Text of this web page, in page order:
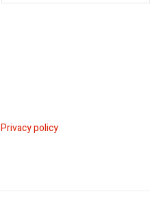
Privacy policy